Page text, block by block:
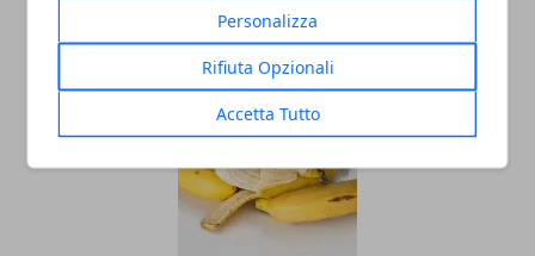
Personalizza
Rifiuta Opzionali
Accetta Tutto
I migliori lavori da fare da casa nel 2025